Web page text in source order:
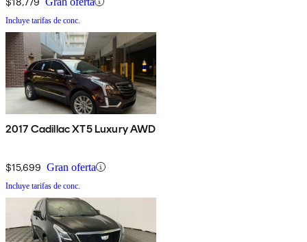
Incluye tarifas de conc.
2017 Cadillac XT5 Luxury AWD
$15,699 Gran oferta
Incluye tarifas de conc.